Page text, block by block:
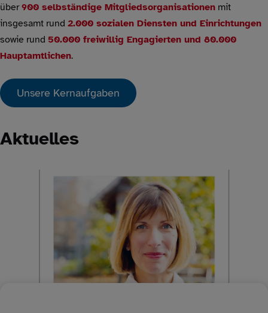
über900 selbständige Mitgliedsorganisationen mit
insgesamt rund 2.000 sozialen Diensten und Einrichtungen
sowie rund 50.000 freiwillig Engagierten und 80.000
Hauptamtlichen.
Unsere Kernaufgaben
Aktuelles